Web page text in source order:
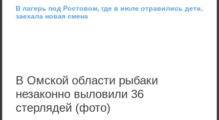
В лагерь под Ростовом, где в июле отравились дети,
заехала новая смена
В Омской области рыбаки
незаконно выловили 36
стерлядей (фото)